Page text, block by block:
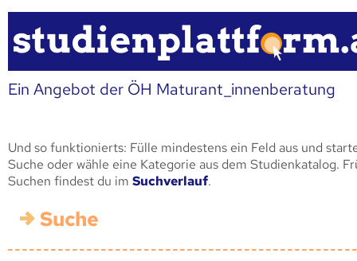
Ein Angebot der ÖH Maturant_innenberatung
Und so funktionierts: Fülle mindestens ein Feld aus und
Suche oder wähle eine Kategorie aus dem Studienkatalog.
Suchen findest du im Suchverlauf.
Suche